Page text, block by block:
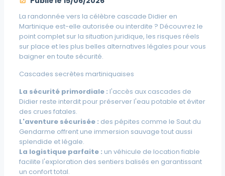
La randonnée vers la célèbre cascade Didier en
Martinique est-elle autorisée ou interdite ? Découvrez le
point complet sur la situation juridique, les risques réels
sur place et les plus belles alternatives légales pour vous
baigner en toute sécurité.
Cascades secrètes martiniquaises
La sécurité primordiale : l'accès aux cascades de
Didier reste interdit pour préserver l'eau potable et éviter
des crues fatales.
L'aventure sécurisée : des pépites comme le Saut du
Gendarme offrent une immersion sauvage tout aussi
splendide et légale.
La logistique parfaite : un véhicule de location fiable
facilite l'exploration des sentiers balisés en garantissant
un confort total.